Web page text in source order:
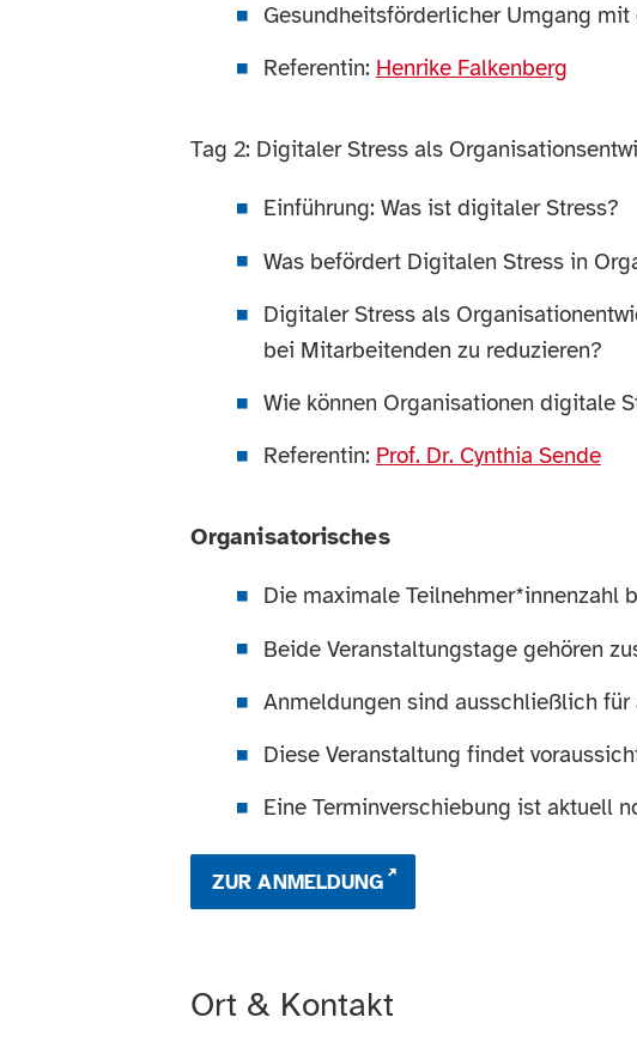
Gesundheitsförderlicher Umgang mit
Referentin: Henrike Falkenberg
Tag 2: Digitaler Stress als
Einführung: Was ist digitaler Stress?
Was befördert Digitalen Stress in
Digitaler Stress als
bei Mitarbeitenden zu reduzieren?
Wie können Organisationen digitale
Referentin: Prof. Dr. Cynthia Sende
Organisatorisches
Die maximale Teilnehmer*innenzahl
Beide Veranstaltungstage gehören
Anmeldungen sind ausschließlich
Diese Veranstaltung findet
Eine Terminverschiebung ist aktuell
ZUR ANMELDUNG
Ort & Kontakt